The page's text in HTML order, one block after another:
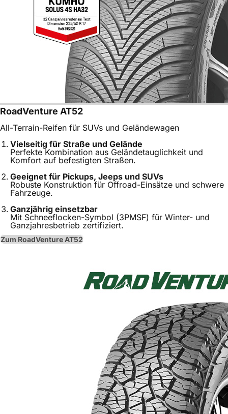
RoadVenture AT52
All-Terrain-Reifen für SUVs und Geländewagen
Vielseitig für Straße und Gelände
Perfekte Kombination aus Geländetauglichkeit und
Komfort auf befestigten Straßen.
Geeignet für Pickups, Jeeps und SUVs
Robuste Konstruktion für Offroad-Einsätze und schwere
Fahrzeuge.
Ganzjährig einsetzbar
Mit Schneeflocken-Symbol (3PMSF) für Winter- und
Ganzjahresbetrieb zertifiziert.
Zum RoadVenture AT52